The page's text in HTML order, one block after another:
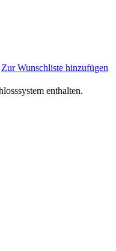
Zur Wunschliste hinzufügen
enthalten.